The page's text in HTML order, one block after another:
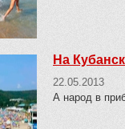
На
22.05.2013
А народ в